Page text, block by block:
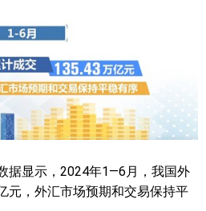
据显示，2024年1—6月，我国外
元，外汇市场预期和交易保持平